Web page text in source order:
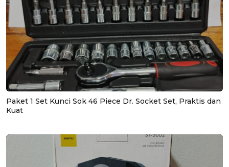
Paket 1 Set Kunci Sok 46 Piece Dr. Socket Set, Praktis dan
Kuat